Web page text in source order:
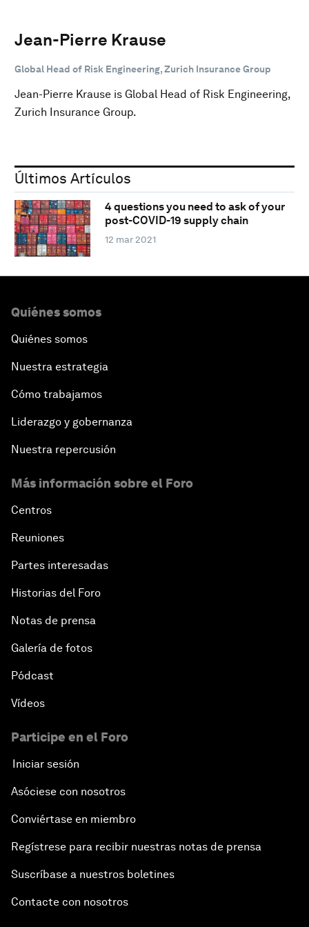
Jean-Pierre Krause
Global Head of Risk Engineering, Zurich Insurance Group
Jean-Pierre Krause is Global Head of Risk Engineering,
Zurich Insurance Group.
Últimos Artículos
4 questions you need to ask of your
post-COVID-19 supply chain
12 mar 2021
Quiénes somos
Quiénes somos
Nuestra estrategia
Cómo trabajamos
Liderazgo y gobernanza
Nuestra repercusión
Más información sobre el Foro
Centros
Reuniones
Partes interesadas
Historias del Foro
Notas de prensa
Galería de fotos
Pódcast
Vídeos
Participe en el Foro
Iniciar sesión
Asóciese con nosotros
Conviértase en miembro
Regístrese para recibir nuestras notas de prensa
Suscríbase a nuestros boletines
Contacte con nosotros